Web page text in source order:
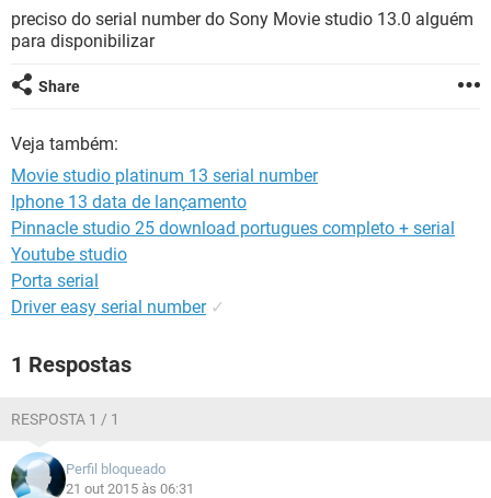
INSTAGRAM GMAIL
GUIA DE COMPRAS
OUTLOOK EXCEL
JOGOS WHATSAPP
CELULAR
OUTLOOK
GUIA DE COMPRAS
preciso do serial number do Sony Movie studio 13.0 alguém
para disponibilizar
Share
Veja também:
Movie studio platinum 13 serial number
Iphone 13 data de lançamento
Pinnacle studio 25 download portugues completo + serial
Youtube studio
Porta serial
Driver easy serial number ✓
1 Respostas
RESPOSTA 1 / 1
Perfil bloqueado
21 out 2015 às 06:31